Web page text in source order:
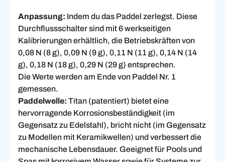
Anpassung: Indem du das Paddel zerlegst. Diese
Durchflussschalter sind mit 6 werkseitigen
Kalibrierungen erhältlich, die Betriebskräften von
0,08 N (8 g), 0,09 N (9 g), 0,11 N (11 g), 0,14 N (14
g), 0,18 N (18 g), 0,29 N (29 g) entsprechen.
Die Werte werden am Ende von Paddel Nr. 1
gemessen.
Paddelwelle: Titan (patentiert) bietet eine
hervorragende Korrosionsbeständigkeit (im
Gegensatz zu Edelstahl), bricht nicht (im Gegensatz
zu Modellen mit Keramikwellen) und verbessert die
mechanische Lebensdauer. Geeignet für Pools und